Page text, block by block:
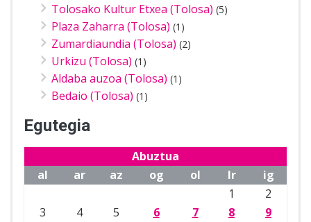
Tolosako Kultur Etxea (Tolosa) (5)
Plaza Zaharra (Tolosa) (1)
Zumardiaundia (Tolosa) (2)
Urkizu (Tolosa) (1)
Aldaba auzoa (Tolosa) (1)
Bedaio (Tolosa) (1)
Egutegia
Abuztua
al
ar az og ol lr
ig
1
2
3
4 5 6 7 8
9